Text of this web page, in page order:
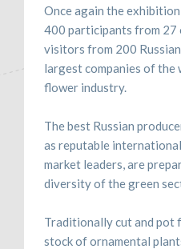
Once again the
400 participants from 27
visitors from 200
largest companies of the
flower industry.
The best Russian
as reputable
market leaders, are
diversity of the green
Traditionally cut and pot
stock of ornamental